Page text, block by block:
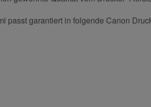
passt garantiert in folgende Canon